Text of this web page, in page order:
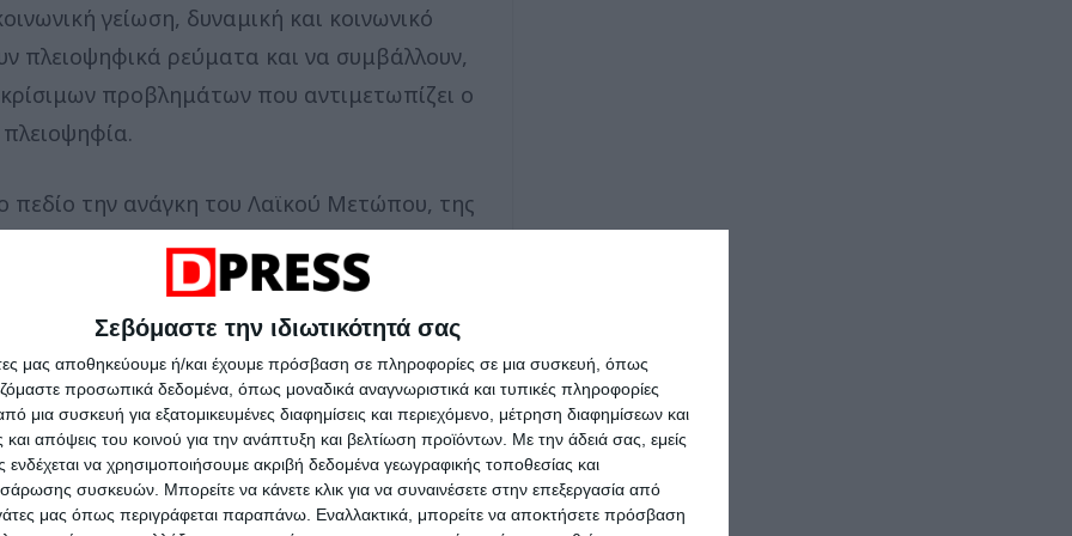
Σεβόμαστε την ιδιωτικότητά σας
μας αποθηκεύουμε ή/και έχουμε πρόσβαση σε πληροφορίες σε μια συσκευή, όπως
προσωπικά δεδομένα, όπως μοναδικά αναγνωριστικά και τυπικές πληροφορίες
μια συσκευή για εξατομικευμένες διαφημίσεις και περιεχόμενο, μέτρηση διαφημίσεων και
απόψεις του κοινού για την ανάπτυξη και βελτίωση προϊόντων. Με την άδειά σας, εμείς
ενδέχεται να χρησιμοποιήσουμε ακριβή δεδομένα γεωγραφικής τοποθεσίας και
συσκευών. Μπορείτε να κάνετε κλικ για να συναινέσετε στην επεξεργασία από
μας όπως περιγράφεται παραπάνω. Εναλλακτικά, μπορείτε να αποκτήσετε πρόσβαση
γείωση, δυναμική και κοινωνικό
πλειοψηφικά ρεύματα και να συμβάλλουν,
προβλημάτων που αντιμετωπίζει ο
την ανάγκη του Λαϊκού Μετώπου, της
ακροδεξιά. Την ανάγκη της
Μητσοτάκη. Επιμείναμε σε
που επιλέγει η πλειοψηφία της ηγεσίας
σε αυτή την ανάγκη. Σεβόμαστε τους
βρεθήκαμε μαζί. Διαφωνούμε, όμως, στο
διαφορετικές μας εκτιμήσεις μας οδηγούν